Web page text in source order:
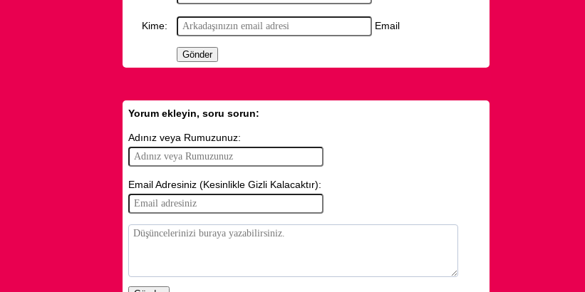
Kime: Email
Yorum ekleyin, soru sorun:
Adınız veya Rumuzunuz:
Email Adresiniz (Kesinlikle Gizli Kalacaktır):